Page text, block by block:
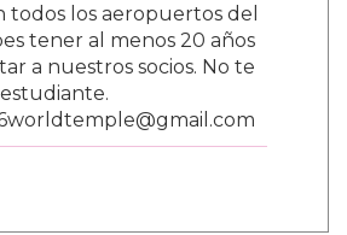
todos los aeropuertos del
tener al menos 20 años
a nuestros socios. No te